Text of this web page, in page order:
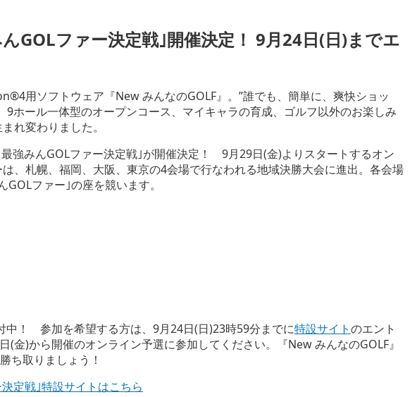
GOLファー決定戦｣開催決定！ 9月24日(日)までエ
用ソフトウェア『New みんなのGOLF』。”誰でも、簡単に、爽快ショッ
9ホール一体型のオープンコース、マイキャラの育成、ゴルフ以外のお楽しみ
れ変わりました。
強みんGOLファー決定戦｣が開催決定！ 9月29日(金)よりスタートするオン
、札幌、福岡、大阪、東京の4会場で行なわれる地域決勝大会に進出。各会場
ファー｣の座を競います。
中！ 参加を希望する方は、9月24日(日)23時59分までに特設サイトのエント
(金)から開催のオンライン予選に参加してください。『New みんなのGOLF』
ち取りましょう！
定戦｣特設サイトはこちら